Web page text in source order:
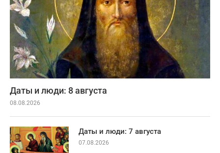
Даты и люди: 8 августа
08.08.2026
Даты и люди: 7 августа
07.08.2026